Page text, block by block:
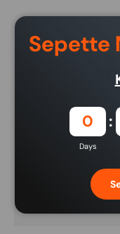
Ödeme ve
Ödeme
Ödeme
ve kredi kartı
bulunmamaktadır.
Sepette
0
Days